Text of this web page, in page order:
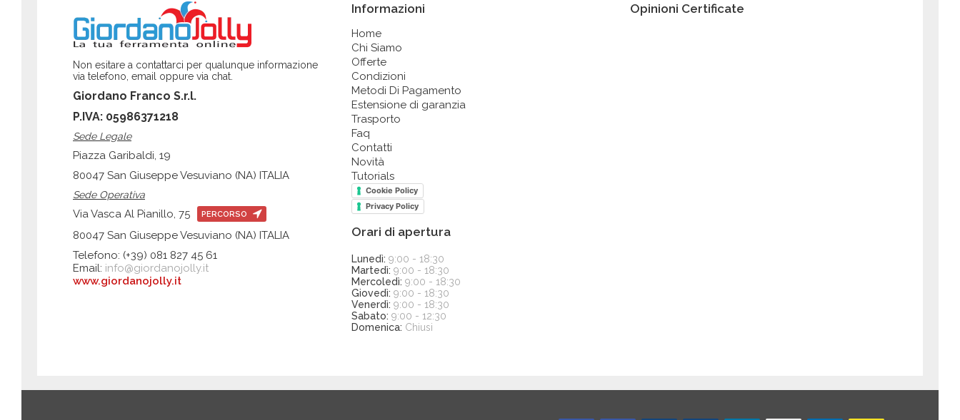
Non esitare a contattarci per qualunque informazione
via telefono, email oppure via chat.
Giordano Franco S.r.l.
P.IVA: 05986371218
Sede Legale
Piazza Garibaldi, 19
80047 San Giuseppe Vesuviano (NA) ITALIA
Sede Operativa
Via Vasca Al Pianillo, 75 PERCORSO
80047 San Giuseppe Vesuviano (NA) ITALIA
Telefono: (+39) 081 827 45 61
Email: info@giordanojolly.it
www.giordanojolly.it
Informazioni
Home
Chi Siamo
Offerte
Condizioni
Metodi Di Pagamento
Estensione di garanzia
Trasporto
Faq
Contatti
Novità
Tutorials
Cookie Policy
Privacy Policy
Orari di apertura
Lunedì: 9:00 - 18:30
Martedì: 9:00 - 18:30
Mercoledì: 9:00 - 18:30
Giovedì: 9:00 - 18:30
Venerdì: 9:00 - 18:30
Sabato: 9:00 - 12:30
Domenica: Chiusi
Opinioni Certificate